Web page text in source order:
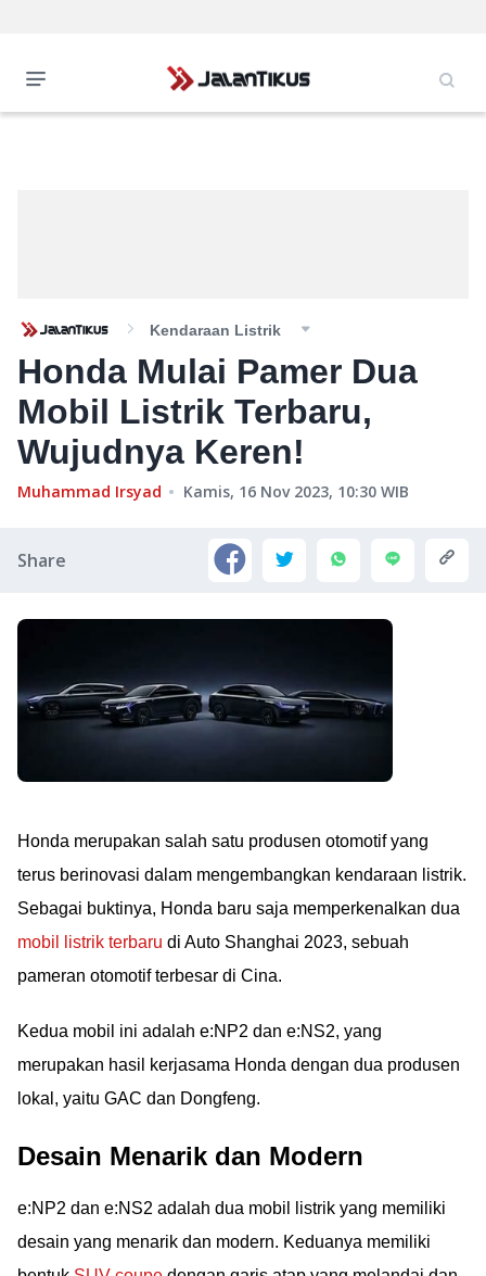
Kendaraan Listrik
Honda Mulai Pamer Dua
Mobil Listrik Terbaru,
Wujudnya Keren!
Muhammad Irsyad Kamis, 16 Nov 2023, 10:30 WIB
Share
Honda merupakan salah satu produsen otomotif yang
terus berinovasi dalam mengembangkan kendaraan listrik.
Sebagai buktinya, Honda baru saja memperkenalkan dua
mobil listrik terbaru di Auto Shanghai 2023, sebuah
pameran otomotif terbesar di Cina.
Kedua mobil ini adalah e:NP2 dan e:NS2, yang
merupakan hasil kerjasama Honda dengan dua produsen
lokal, yaitu GAC dan Dongfeng.
Desain Menarik dan Modern
e:NP2 dan e:NS2 adalah dua mobil listrik yang memiliki
desain yang menarik dan modern. Keduanya memiliki